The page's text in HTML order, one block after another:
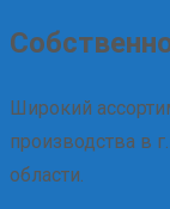
Широкий
производства в
области.